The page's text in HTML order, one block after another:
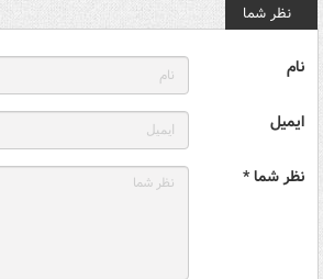
نظر شما
نام
ایمیل
نظر شما *